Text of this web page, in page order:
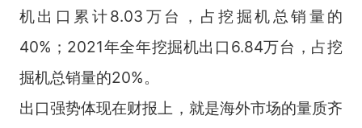
机出口累计8.03万台，占挖掘机总销量的
40%；2021年全年挖掘机出口6.84万台，占挖
掘机总销量的20%。
出口强势体现在财报上，就是海外市场的量质齐